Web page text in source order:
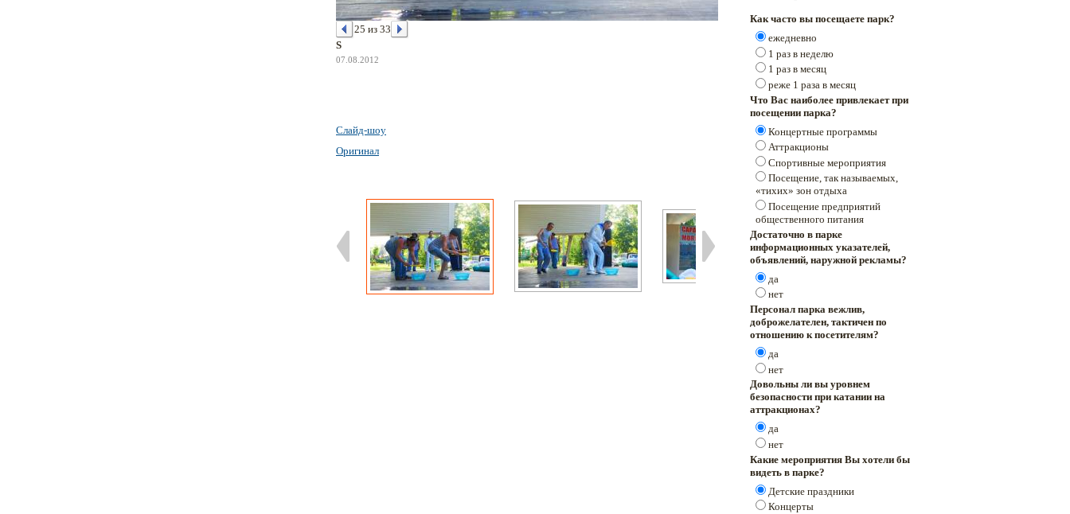
25 из 33
S
07.08.2012
Слайд-шоу
Оригинал
Как часто вы посещаете парк?
ежедневно
1 раз в неделю
1 раз в месяц
реже 1 раза в месяц
Что Вас наиболее привлекает при
посещении парка?
Концертные программы
Аттракционы
Спортивные мероприятия
Посещение, так называемых,
«тихих» зон отдыха
Посещение предприятий
общественного питания
Достаточно в парке
информационных указателей,
объявлений, наружной рекламы?
да
нет
Персонал парка вежлив,
доброжелателен, тактичен по
отношению к посетителям?
да
нет
Довольны ли вы уровнем
безопасности при катании на
аттракционах?
да
нет
Какие мероприятия Вы хотели бы
видеть в парке?
Детские праздники
Концерты